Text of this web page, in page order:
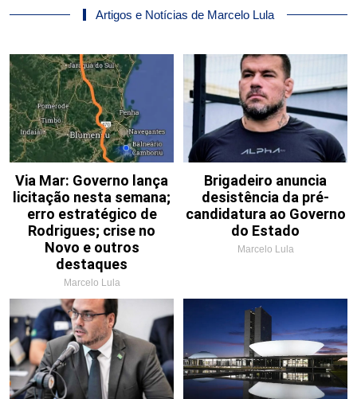
Artigos e Notícias de Marcelo Lula
Via Mar: Governo lança
licitação nesta semana;
erro estratégico de
Rodrigues; crise no
Novo e outros
destaques
Marcelo Lula
Brigadeiro anuncia
desistência da pré-
candidatura ao Governo
do Estado
Marcelo Lula